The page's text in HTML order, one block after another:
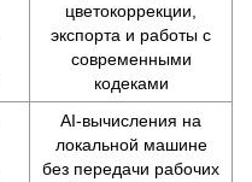
цветокоррекции,
экспорта и работы с
современными
кодеками
AI-вычисления на
локальной машине
без передачи рабочих